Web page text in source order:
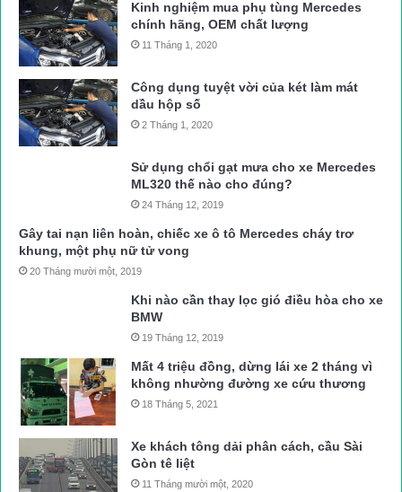
Đối với doanh nghiệp kinh doanh kết cấu hạ tầng đường sắt,
chịu trách nhiệm: Chủ trì, phối hợp với UBND các cấp lập hồ
lối đi tự mở trên đường sắt quốc gia khi được giao, cho thuê
hoặc chuyển nhượng. Quản lý hồ sơ, kiểm tra, cập nhật các lối
đi tự mở trên đường sắt quốc gia để phục vụ công tác quản lý;
kịp thời phát hiện, báo cáo và phối hợp với UBND các cấp có
biện pháp ngăn chặn lối đi tự mở phát sinh.
Nguồn bài viết: ATGT.VN
tai nạn giao thông Tin tức 24h
Kinh nghiệm mua phụ tùng Mercedes
chính hãng, OEM chất lượng
11 Tháng 1, 2020
Công dụng tuyệt vời của két làm mát
dầu hộp số
2 Tháng 1, 2020
Sử dụng chổi gạt mưa cho xe Mercedes
ML320 thế nào cho đúng?
24 Tháng 12, 2019
Gây tai nạn liên hoàn, chiếc xe ô tô Mercedes cháy trơ
khung, một phụ nữ tử vong
20 Tháng mười một, 2019
Khi nào cần thay lọc gió điều hòa cho xe
BMW
19 Tháng 12, 2019
Mất 4 triệu đồng, dừng lái xe 2 tháng vì
không nhường đường xe cứu thương
18 Tháng 5, 2021
Xe khách tông dải phân cách, cầu Sài
Gòn tê liệt
11 Tháng mười một, 2020